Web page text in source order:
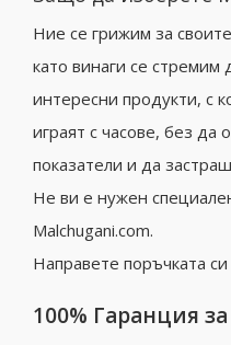
Ние се грижим за
като винаги се
интересни продукти, с
играят с часове, без да
показатели и да
Не ви е нужен
Malchugani.com.
Направете поръчката
100% Гаранция